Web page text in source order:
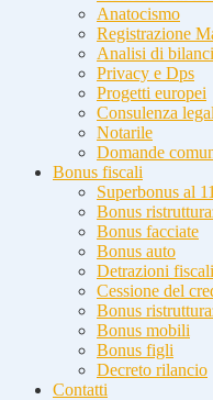
Anatocismo
Registrazione
Analisi di
Privacy e Dps
Progetti europei
Consulenza
Notarile
Domande
Bonus fiscali
Superbonus al
Bonus
Bonus facciate
Bonus auto
Detrazioni fiscali
Cessione del
Bonus
Bonus mobili
Bonus figli
Decreto rilancio
Contatti